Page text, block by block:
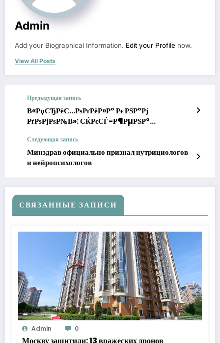
Admin
Add your Biographical Information. Edit your Profile now.
View All Posts
Предыдущая запись
В«РџСЂРёС…РѕРґРёР»Р° Рє РЅР°Рј
РґРѕРјРѕР№В»: СЌРєСЃ-Р¶РµРЅР°
РЅРµРёР·РІРµСЃС‚РЅС‹Рµ С„Р°РєС‚С‹ Рѕ
РµРіРѕ РЅРѕРІРѕР№
РІРѕР·Р»СЋР±Р»РµРЅРЅРѕР№
Следующая запись
Минздрав официально признал нутрициологов
и нейропсихологов
СВЯЗАННЫЕ ЗАПИСИ
Admin 0